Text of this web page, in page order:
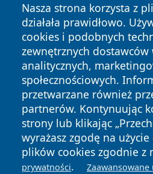
Nasza strona korzysta z
działała prawidłowo.
cookies i podobnych
zewnętrznych dostawców
analitycznych,
społecznościowych.
przetwarzane również
partnerów. Kontynuując
strony lub klikając
wyrażasz zgodę na
plików cookies zgodnie z
prywatności. Zaawansowane
Copyright © 2026 lubinski24.pl
News Autorzy
Polityka
Prywatności